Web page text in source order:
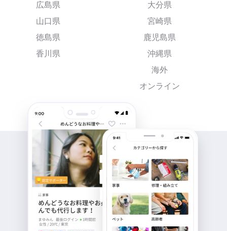
広島県
山口県
徳島県
香川県
大分県
宮崎県
鹿児島県
沖縄県
海外
オンライン